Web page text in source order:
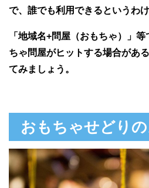
で、誰でも利用できるというわ
「地域名+問屋（おもちゃ）」
ちゃ問屋がヒットする場合があ
てみましょう。
おもちゃせどり